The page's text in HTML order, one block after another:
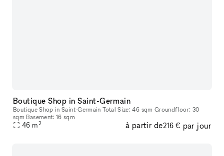
Boutique Shop in Saint-Germain
Boutique Shop in Saint-Germain Total Size: 46 sqm Groundfloor: 30
sqm Basement: 16 sqm
46 m2 à partir de216 € par jour